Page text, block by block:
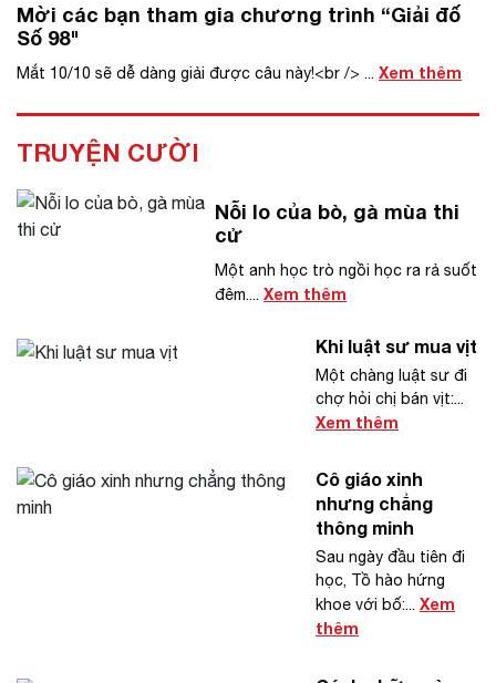
Mời các bạn tham gia chương trình “Giải đố
Số 98"
Mắt 10/10 sẽ dễ dàng giải được câu này!<br /> ... Xem thêm
TRUYỆN CƯỜI
Nỗi lo của bò, gà mùa thi
cử
Một anh học trò ngồi học ra rả suốt
đêm....Xem thêm
Khi luật sư mua vịt
Một chàng luật sư đi
chợ hỏi chị bán vịt:...
Xem thêm
Cô giáo xinh
nhưng chẳng
thông minh
Sau ngày đầu tiên đi
học, Tồ hào hứng
khoe với bố:... Xem
thêm